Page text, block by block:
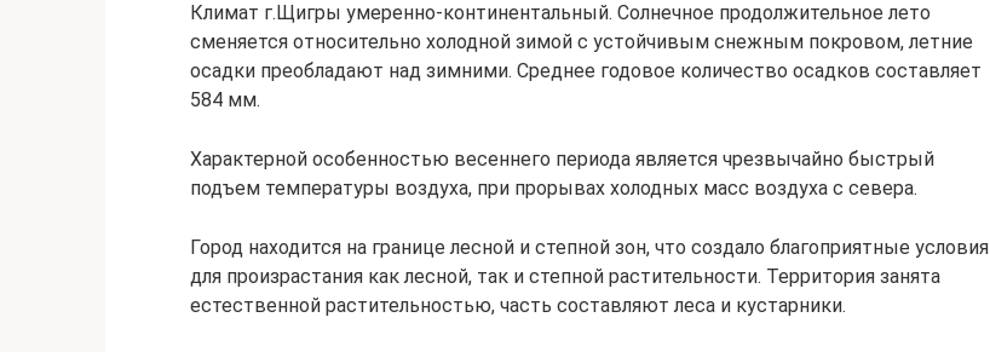
Климат г.Щигры умеренно-континентальный. Солнечное продолжительное лето
сменяется относительно холодной зимой с устойчивым снежным покровом, летние
осадки преобладают над зимними. Среднее годовое количество осадков составляет
584 мм.
Характерной особенностью весеннего периода является чрезвычайно быстрый
подъем температуры воздуха, при прорывах холодных масс воздуха с севера.
Город находится на границе лесной и степной зон, что создало благоприятные условия
для произрастания как лесной, так и степной растительности. Территория занята
естественной растительностью, часть составляют леса и кустарники.